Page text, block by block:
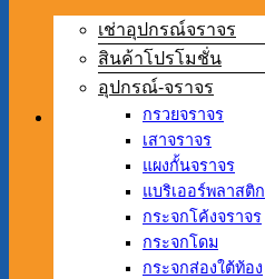
เช่าอุปกรณ์จราจร
สินค้าโปรโมชั่น
อุปกรณ์-จราจร
กรวยจราจร
เสาจราจร
แผงกั้นจราจร
แบริเออร์พลาสติก
กระจกโค้งจราจร
กระจกโดม
กระจกส่องใต้ท้อง